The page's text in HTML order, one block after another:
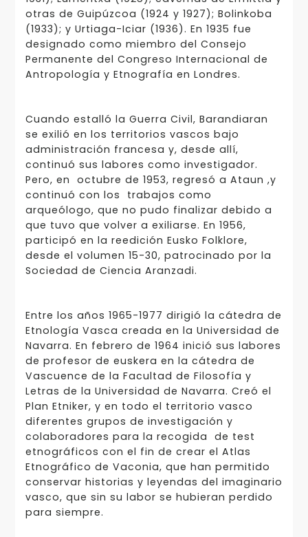
otras de Guipúzcoa (1924 y 1927); Bolinkoba
(1933); y Urtiaga-Iciar (1936). En 1935 fue
designado como miembro del Consejo
Permanente del Congreso Internacional de
Antropología y Etnografía en Londres.
Cuando estalló la Guerra Civil, Barandiaran
se exilió en los territorios vascos bajo
administración francesa y, desde allí,
continuó sus labores como investigador.
Pero, en octubre de 1953, regresó a Ataun ,y
continuó con los trabajos como
arqueólogo, que no pudo finalizar debido a
que tuvo que volver a exiliarse. En 1956,
participó en la reedición Eusko Folklore,
desde el volumen 15-30, patrocinado por la
Sociedad de Ciencia Aranzadi.
Entre los años 1965-1977 dirigió la cátedra de
Etnología Vasca creada en la Universidad de
Navarra. En febrero de 1964 inició sus labores
de profesor de euskera en la cátedra de
Vascuence de la Facultad de Filosofía y
Letras de la Universidad de Navarra. Creó el
Plan Etniker, y en todo el territorio vasco
diferentes grupos de investigación y
colaboradores para la recogida de test
etnográficos con el fin de crear el Atlas
Etnográfico de Vaconia, que han permitido
conservar historias y leyendas del imaginario
vasco, que sin su labor se hubieran perdido
para siempre.